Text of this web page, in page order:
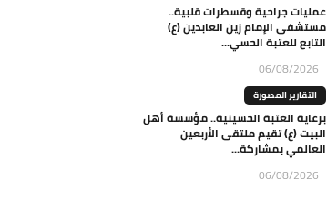
عمليات جراحية وقسطرات قلبية..
مستشفى الإمام زين العابدين (ع)
التابع للعتبة الحسي...
06/08/2026
التقارير المصورة
برعاية العتبة الحسينية.. مؤسسة أهل
البيت (ع) تقيم ملتقى الأربعين
العالمي بمشاركة...
06/08/2026